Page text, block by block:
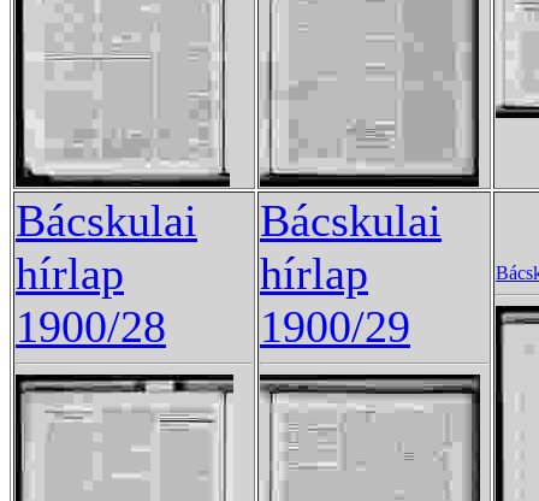
Bácskulai
hírlap
1900/28
Bácskulai
hírlap
1900/29